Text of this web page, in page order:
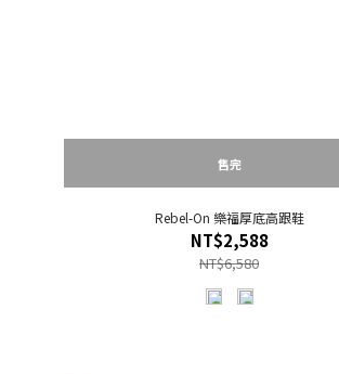
售完
Rebel-On 樂福厚底高跟鞋
NT$2,588
NT$6,580